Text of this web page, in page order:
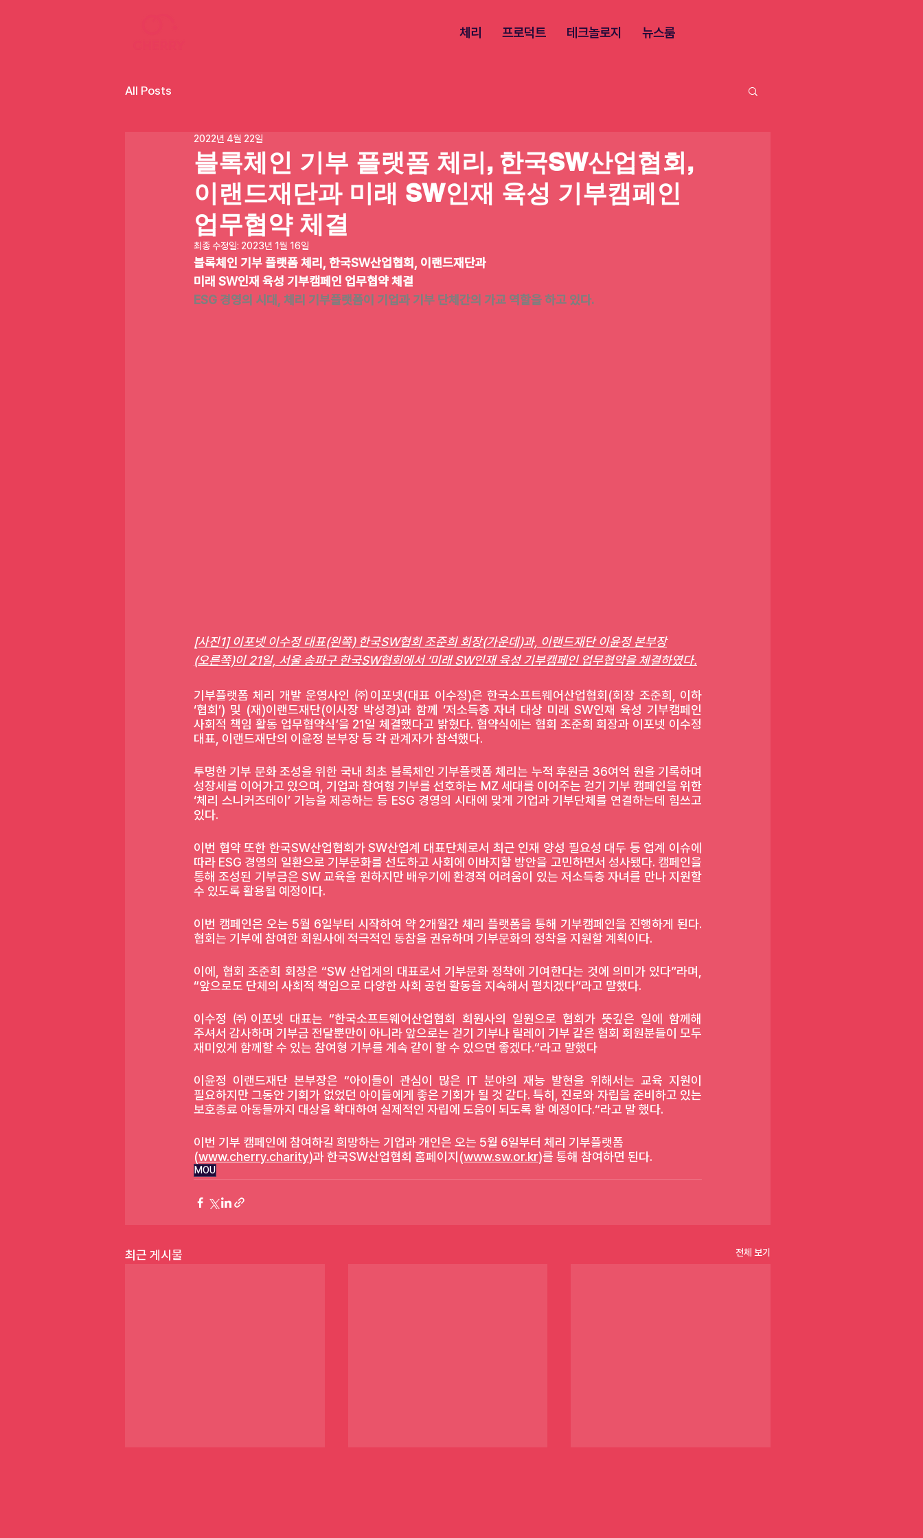
체리 프로덕트 테크놀로지 뉴스룸
All Posts
블록체인 기부 플랫폼 체리, 한국SW산업협회,
이랜드재단과 미래 SW인재 육성 기부캠페인
업무협약 체결
2022년 4월 22일
최종 수정일: 2023년 1월 16일
블록체인 기부 플랫폼 체리, 한국SW산업협회, 이랜드재단과
미래 SW인재 육성 기부캠페인 업무협약 체결
ESG 경영의 시대, 체리 기부플랫폼이 기업과 기부 단체간의 가교 역할을 하고 있다.
[사진1] 이포넷 이수정 대표(왼쪽) 한국SW협회 조준희 회장(가운데)과, 이랜드재단 이윤정 본부장
(오른쪽)이 21일, 서울 송파구 한국SW협회에서 ‘미래 SW인재 육성 기부캠페인 업무협약을 체결하였다.
기부플랫폼 체리 개발 운영사인 ㈜이포넷(대표 이수정)은 한국소프트웨어산업협회(회장 조준희, 이하
‘협회’) 및 (재)이랜드재단(이사장 박성경)과 함께 ‘저소득층 자녀 대상 미래 SW인재 육성 기부캠페인
사회적 책임 활동 업무협약식’을 21일 체결했다고 밝혔다. 협약식에는 협회 조준희 회장과 이포넷 이수정
대표, 이랜드재단의 이윤정 본부장 등 각 관계자가 참석했다.
투명한 기부 문화 조성을 위한 국내 최초 블록체인 기부플랫폼 체리는 누적 후원금 36여억 원을 기록하며
성장세를 이어가고 있으며, 기업과 참여형 기부를 선호하는 MZ 세대를 이어주는 걷기 기부 캠페인을 위한
‘체리 스니커즈데이’ 기능을 제공하는 등 ESG 경영의 시대에 맞게 기업과 기부단체를 연결하는데 힘쓰고
있다.
이번 협약 또한 한국SW산업협회가 SW산업계 대표단체로서 최근 인재 양성 필요성 대두 등 업계 이슈에
따라 ESG 경영의 일환으로 기부문화를 선도하고 사회에 이바지할 방안을 고민하면서 성사됐다. 캠페인을
통해 조성된 기부금은 SW 교육을 원하지만 배우기에 환경적 어려움이 있는 저소득층 자녀를 만나 지원할
수 있도록 활용될 예정이다.
이번 캠페인은 오는 5월 6일부터 시작하여 약 2개월간 체리 플랫폼을 통해 기부캠페인을 진행하게 된다.
협회는 기부에 참여한 회원사에 적극적인 동참을 권유하며 기부문화의 정착을 지원할 계획이다.
이에, 협회 조준희 회장은 “SW 산업계의 대표로서 기부문화 정착에 기여한다는 것에 의미가 있다”라며,
“앞으로도 단체의 사회적 책임으로 다양한 사회 공헌 활동을 지속해서 펼치겠다”라고 말했다.
이수정 ㈜이포넷 대표는 “한국소프트웨어산업협회 회원사의 일원으로 협회가 뜻깊은 일에 함께해
주셔서 감사하며 기부금 전달뿐만이 아니라 앞으로는 걷기 기부나 릴레이 기부 같은 협회 회원분들이 모두
재미있게 함께할 수 있는 참여형 기부를 계속 같이 할 수 있으면 좋겠다.“라고 말했다
이윤정 이랜드재단 본부장은 “아이들이 관심이 많은 IT 분야의 재능 발현을 위해서는 교육 지원이
필요하지만 그동안 기회가 없었던 아이들에게 좋은 기회가 될 것 같다. 특히, 진로와 자립을 준비하고 있는
보호종료 아동들까지 대상을 확대하여 실제적인 자립에 도움이 되도록 할 예정이다.“라고 말 했다.
이번 기부 캠페인에 참여하길 희망하는 기업과 개인은 오는 5월 6일부터 체리 기부플랫폼
(www.cherry.charity)과 한국SW산업협회 홈페이지(www.sw.or.kr)를 통해 참여하면 된다.
MOU
최근 게시물 전체 보기